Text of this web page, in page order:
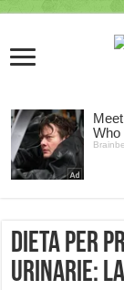
Dieta per
urinarie: